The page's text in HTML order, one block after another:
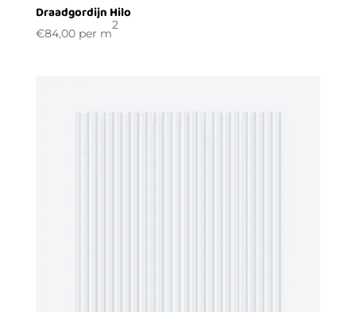
Draadgordijn Hilo
€84,00per m
2